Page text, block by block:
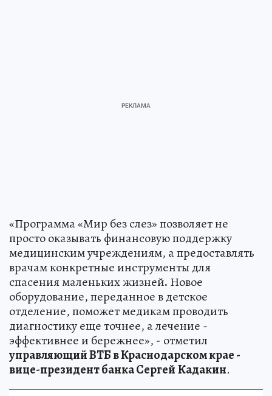
«Программа «Мир без слез» позволяет не
просто оказывать финансовую поддержку
медицинским учреждениям, а предоставлять
врачам конкретные инструменты для
спасения маленьких жизней. Новое
оборудование, переданное в детское
отделение, поможет медикам проводить
диагностику еще точнее, а лечение -
эффективнее и бережнее», - отметил
управляющий ВТБ в Краснодарском крае -
вице-президент банка СергейКадакин.